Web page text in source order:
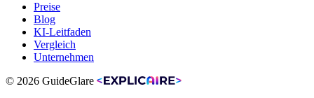
Preise
Blog
KI-Leitfaden
Vergleich
Unternehmen
© 2026 GuideGlare